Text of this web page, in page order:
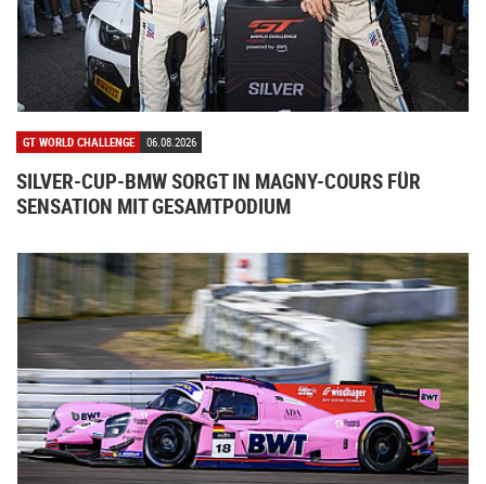
GT WORLD CHALLENGE 06.08.2026
SILVER-CUP-BMW SORGT IN MAGNY-COURS FÜR
SENSATION MIT GESAMTPODIUM